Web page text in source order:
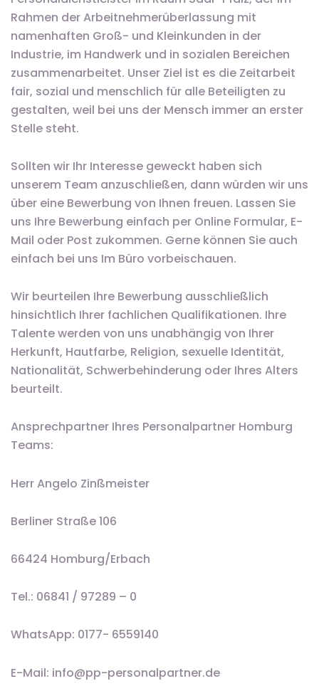
Rahmen der Arbeitnehmerüberlassung mit
namenhaften Groß- und Kleinkunden in der
Industrie, im Handwerk und in sozialen Bereichen
zusammenarbeitet. Unser Ziel ist es die Zeitarbeit
fair, sozial und menschlich für alle Beteiligten zu
gestalten, weil bei uns der Mensch immer an erster
Stelle steht.
Sollten wir Ihr Interesse geweckt haben sich
unserem Team anzuschließen, dann würden wir uns
über eine Bewerbung von Ihnen freuen. Lassen Sie
uns Ihre Bewerbung einfach per Online Formular, E-
Mail oder Post zukommen. Gerne können Sie auch
einfach bei uns Im Büro vorbeischauen.
Wir beurteilen Ihre Bewerbung ausschließlich
hinsichtlich Ihrer fachlichen Qualifikationen. Ihre
Talente werden von uns unabhängig von Ihrer
Herkunft, Hautfarbe, Religion, sexuelle Identität,
Nationalität, Schwerbehinderung oder Ihres Alters
beurteilt.
Ansprechpartner Ihres Personalpartner Homburg
Teams:
Herr Angelo Zinßmeister
Berliner Straße 106
66424 Homburg/Erbach
Tel.: 06841 / 97289 – 0
WhatsApp: 0177- 6559140
E-Mail: info@pp-personalpartner.de